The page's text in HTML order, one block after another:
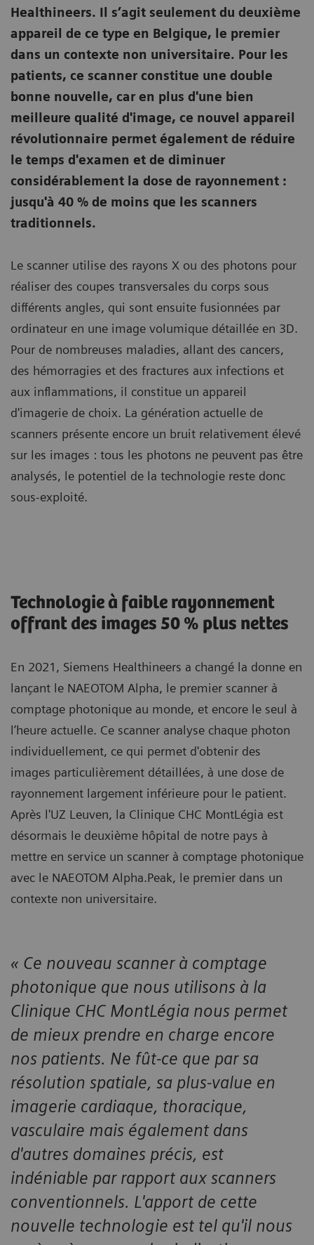
Healthineers. Il s’agit seulement du deuxième
appareil de ce type en Belgique, le premier
dans un contexte non universitaire. Pour les
patients, ce scanner constitue une double
bonne nouvelle, car en plus d'une bien
meilleure qualité d'image, ce nouvel appareil
révolutionnaire permet également de réduire
le temps d'examen et de diminuer
considérablement la dose de rayonnement :
jusqu'à 40 % de moins que les scanners
traditionnels.
Le scanner utilise des rayons X ou des photons pour
réaliser des coupes transversales du corps sous
différents angles, qui sont ensuite fusionnées par
ordinateur en une image volumique détaillée en 3D.
Pour de nombreuses maladies, allant des cancers,
des hémorragies et des fractures aux infections et
aux inflammations, il constitue un appareil
d'imagerie de choix. La génération actuelle de
scanners présente encore un bruit relativement élevé
sur les images : tous les photons ne peuvent pas être
analysés, le potentiel de la technologie reste donc
sous-exploité.
Technologie à faible rayonnement
offrant des images 50 % plus nettes
En 2021, Siemens Healthineers a changé la donne en
lançant le NAEOTOM Alpha, le premier scanner à
comptage photonique au monde, et encore le seul à
l’heure actuelle. Ce scanner analyse chaque photon
individuellement, ce qui permet d'obtenir des
images particulièrement détaillées, à une dose de
rayonnement largement inférieure pour le patient.
Après l'UZ Leuven, la Clinique CHC MontLégia est
désormais le deuxième hôpital de notre pays à
mettre en service un scanner à comptage photonique
avec le NAEOTOM Alpha.Peak, le premier dans un
contexte non universitaire.
« Ce nouveau scanner à comptage
photonique que nous utilisons à la
Clinique CHC MontLégia nous permet
de mieux prendre en charge encore
nos patients. Ne fût-ce que par sa
résolution spatiale, sa plus-value en
imagerie cardiaque, thoracique,
vasculaire mais également dans
d'autres domaines précis, est
indéniable par rapport aux scanners
conventionnels. L'apport de cette
nouvelle technologie est tel qu'il nous